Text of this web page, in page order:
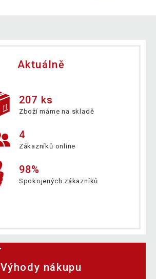
Aktuálně
207 ks
Zboží máme na skladě
4
Zákazníků online
98%
Spokojených zákazníků
Výhody nákupu